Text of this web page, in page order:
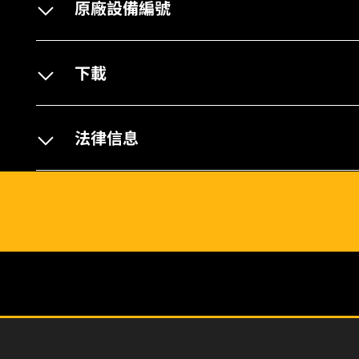
原廠設備編號
下載
法律信息